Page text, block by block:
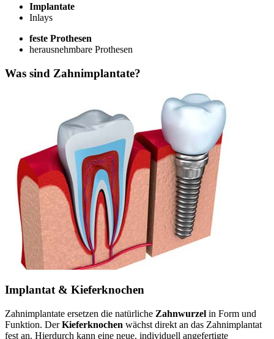
Implantate
Inlays
feste Prothesen
herausnehmbare Prothesen
Was sind Zahnimplantate?
Implantat & Kieferknochen
Zahnimplantate ersetzen die natürliche Zahnwurzel in Form und
Funktion. DerKieferknochen wächst direkt an das Zahnimplantat
fest an. Hierdurch kann eine neue, individuell angefertigte